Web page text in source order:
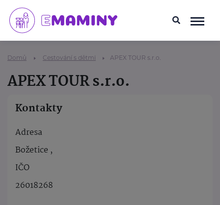
Domů Cestování s dětmi APEX TOUR s.r.o.
APEX TOUR s.r.o.
Kontakty
Adresa
Božetice ,
IČO
26018268